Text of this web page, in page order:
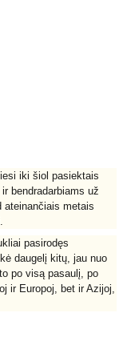
iki šiol pasiektais
bendradarbiams už
ateinančiais metais
pasirodęs
daugelį kitų, jau nuo
po visą pasaulį, po
ir Europoj, bet ir Azijoj,